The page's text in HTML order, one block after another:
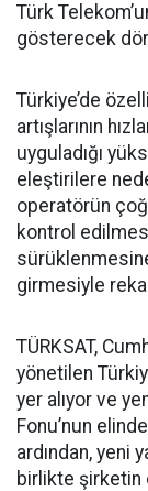
Türk
gösterecek
Türkiye’de
artışlarının
uyguladığı
eleştirilere
operatörün
kontrol
girmesiyle
TÜRKSAT,
yönetilen
yer alıyor ve
Fonu’nun
ardından, yeni
birlikte şirketin